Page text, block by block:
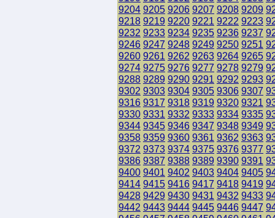
9204 9205 9206 9207 9208 9209
9218 9219 9220 9221 9222 9223
9232 9233 9234 9235 9236 9237
9246 9247 9248 9249 9250 9251
9260 9261 9262 9263 9264 9265
9274 9275 9276 9277 9278 9279
9288 9289 9290 9291 9292 9293
9302 9303 9304 9305 9306 9307
9316 9317 9318 9319 9320 9321
9330 9331 9332 9333 9334 9335
9344 9345 9346 9347 9348 9349
9358 9359 9360 9361 9362 9363
9372 9373 9374 9375 9376 9377
9386 9387 9388 9389 9390 9391
9400 9401 9402 9403 9404 9405
9414 9415 9416 9417 9418 9419
9428 9429 9430 9431 9432 9433
9442 9443 9444 9445 9446 9447